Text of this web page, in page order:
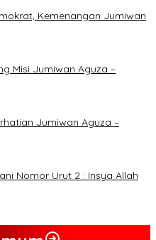
Kemenangan Jumiwan
Misi Jumiwan Aguza –
Jumiwan Aguza –
Nomor Urut 2 : Insya Allah